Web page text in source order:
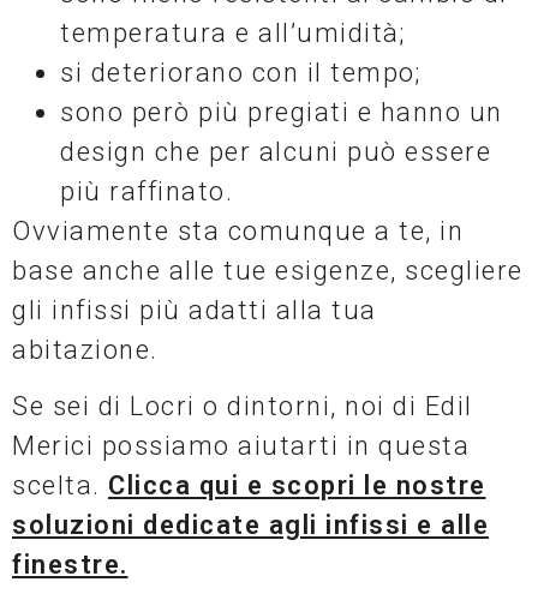
temperatura e all’umidità;
si deteriorano con il tempo;
sono però più pregiati e hanno un
design che per alcuni può essere
più raffinato.
Ovviamente sta comunque a te, in
base anche alle tue esigenze, scegliere
gli infissi più adatti alla tua
abitazione.
Se sei di Locri o dintorni, noi di Edil
Merici possiamo aiutarti in questa
scelta. Clicca qui e scopri le nostre
soluzioni dedicate agli infissi e alle
finestre.